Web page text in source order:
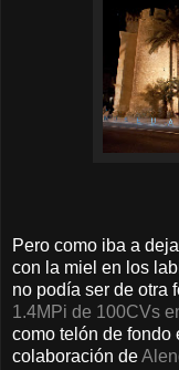
Pero como iba a
con la miel en los
no podía ser de otra
1.4MPi de 100CVs
como telón de fondo
colaboración de